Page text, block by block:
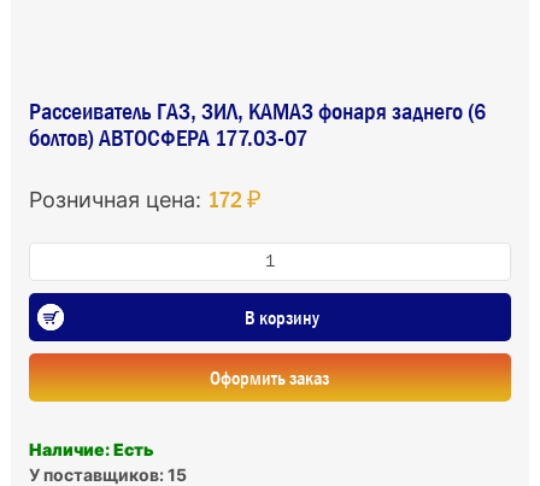
Рассеиватель ГАЗ, ЗИЛ, КАМАЗ фонаря заднего (6
болтов) АВТОСФЕРА 177.03-07
Розничная цена: 172 ₽
В корзину
Оформить заказ
Наличие: Есть
У поставщиков: 15